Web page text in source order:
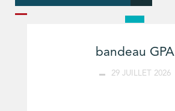
bandeau GPA
29 JUILLET 2026